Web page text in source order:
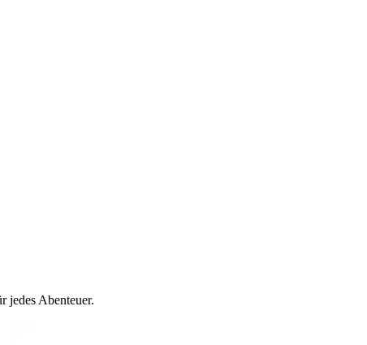
jedes Abenteuer.